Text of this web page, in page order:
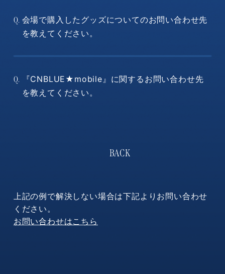
Q. 会場で購入したグッズについてのお問い合わせ先
を教えてください。
Q.
『CNBLUE★mobile』に関するお問い合わせ先
を教えてください。
上記の例で解決しない場合は下記よりお問い合わせ
ください。
お問い合わせはこちら